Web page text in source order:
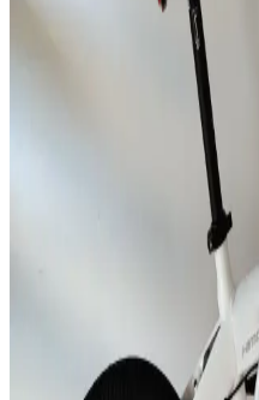
Türkiye’de elektrikli
bağlıdır. 25 km/s ve 250 watt
motorlu bisiklet sayılır ve
Elektrikli Motorlarda
ve Yasal Düzenlemeler
Elektrikli motorlarda ehliyet
göre değişir. Türkiye'deki yasal
güncel mevzuat hakkında
2025'te Şehirde
Volta VSM elektrikli bisiklet,
avantajıyla şehir hayatınızı